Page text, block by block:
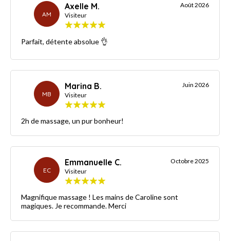
AM
Axelle M.
Visiteur
Août 2026
Parfait, détente absolue 👌
MB
Marina B.
Visiteur
Juin 2026
2h de massage, un pur bonheur!
EC
Emmanuelle C.
Visiteur
Octobre 2025
Magnifique massage ! Les mains de Caroline sont
magiques. Je recommande. Merci